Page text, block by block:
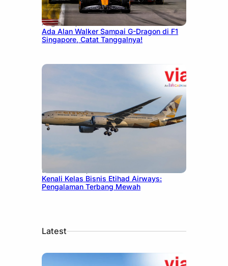
August 13, 2025
Ada Alan Walker Sampai G-Dragon di F1
Singapore, Catat Tanggalnya!
December 27, 2024
Kenali Kelas Bisnis Etihad Airways:
Pengalaman Terbang Mewah
Latest